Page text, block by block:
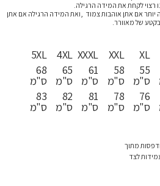
רצוי לקחת את המידה הרגילה.
יותר אם אתן אוהבות צמוד ,ואת המידה הרגילה אם אתן
בקטע של מאוורר.
5XL
68
ס"מ
83
ס"מ
4XL
65
ס"מ
82
ס"מ
XXXL
61
ס"מ
81
ס"מ
XXL
58
ס"מ
78
ס"מ
XL
55
ס"מ
76
ס"מ
מתוך
לצד